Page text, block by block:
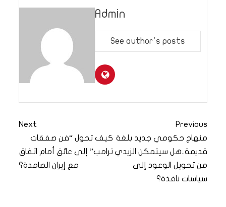
Admin
See author's posts
Previous
منهاج حكومي جديد بلغة
قديمة..هل سيتمكن الزيدي
من تحويل الوعود إلى
سياسات نافذة؟
Next
كيف تحول “فن صفقات
ترامب” إلى عائق أمام اتفاق
مع إيران الصامدة؟